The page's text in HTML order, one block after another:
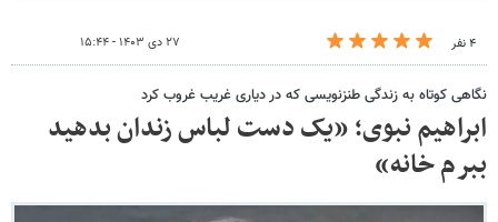
۴ نفر ۲۷ دی ۱۴۰۳ - ۱۵:۴۴
نگاهی کوتاه به زندگی طنزنویسی که در دیاری غریب غروب کرد
ابراهیم نبوی؛ «یک دست لباس زندان بدهید
ببرم خانه»